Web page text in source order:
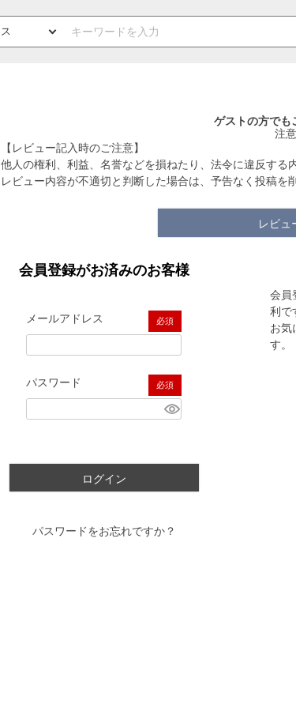
ゲストの方でも
注
【レビュー記入時のご注意】
他人の権利、利益、名誉などを損ねたり、法令に違反す
レビュー内容が不適切と判断した場合は、予告なく投稿を
レビュ
会員登録がお済みのお客様
メールアドレス
(必須)
パスワード
(必須)
ログイン
パスワードをお忘れですか？
会員
利で
お気
す。